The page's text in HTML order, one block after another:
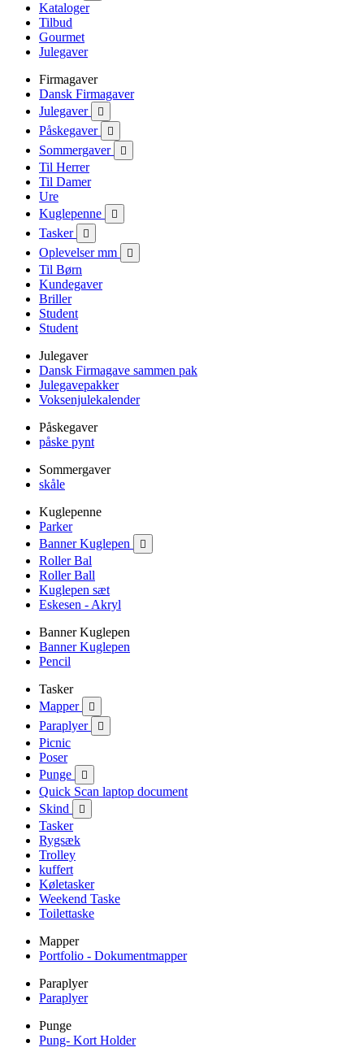
Kataloger
Tilbud
Gourmet
Julegaver
Firmagaver
Dansk Firmagaver
Julegaver

Påskegaver 
Sommergaver 
Til Herrer
Til Damer
Ure
Kuglepenne

Tasker 
Oplevelser mm 
Til Børn
Kundegaver
Briller
Student
Student
Julegaver
Dansk Firmagave sammen pak
Julegavepakker
Voksenjulekalender
Påskegaver
påske pynt
Sommergaver
skåle
Kuglepenne
Parker
Banner Kuglepen

Roller Bal
Roller Ball
Kuglepen sæt
Eskesen - Akryl
Banner Kuglepen
Banner Kuglepen
Pencil
Tasker
Mapper

Paraplyer 
Picnic
Poser
Punge

Quick Scan laptop document
Skind

Tasker
Rygsæk
Trolley
kuffert
Køletasker
Weekend Taske
Toilettaske
Mapper
Portfolio - Dokumentmapper
Paraplyer
Paraplyer
Punge
Pung- Kort Holder